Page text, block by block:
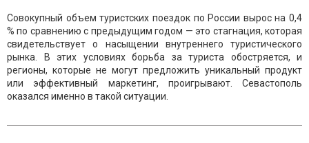
Совокупный объем туристских поездок по России вырос на 0,4
% по сравнению с предыдущим годом — это стагнация, которая
свидетельствует о насыщении внутреннего туристического
рынка. В этих условиях борьба за туриста обостряется, и
регионы, которые не могут предложить уникальный продукт
или эффективный маркетинг, проигрывают. Севастополь
оказался именно в такой ситуации.